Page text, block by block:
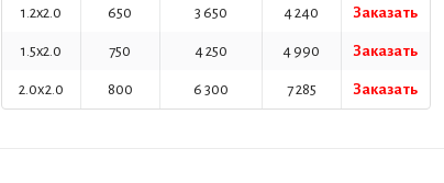
1.2x2.0 650 3 650 4 240 Заказать
1.5x2.0 750 4 250 4 990 Заказать
2.0х2.0 800 6 300 7 285 Заказать